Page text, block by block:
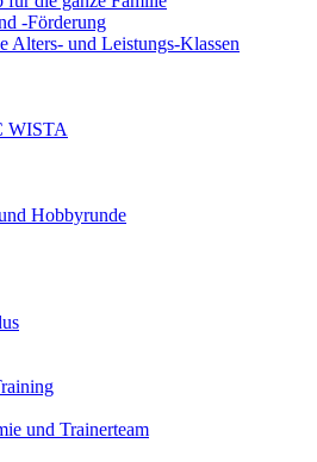
-Förderung
Alters- und Leistungs-Klassen
WISTA
Hobbyrunde
und Trainerteam